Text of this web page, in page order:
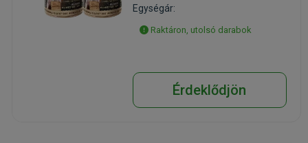
Egységár:
Raktáron, utolsó darabok
Érdeklődjön